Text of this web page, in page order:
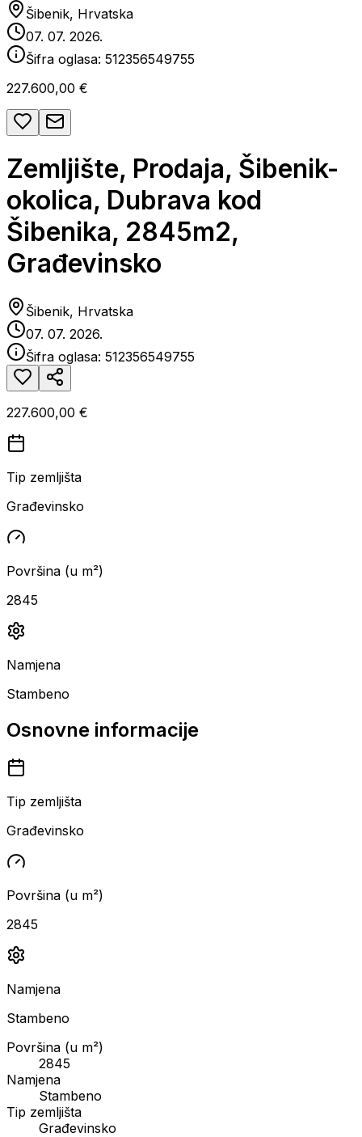
Šibenik, Hrvatska
07. 07. 2026.
Šifra oglasa: 512356549755
227.600,00 €
Zemljište, Prodaja, Šibenik-
okolica, Dubrava kod
Šibenika, 2845m2,
Građevinsko
Šibenik, Hrvatska
07. 07. 2026.
Šifra oglasa: 512356549755
227.600,00 €
Tip zemljišta
Građevinsko
Površina (u m²)
2845
Namjena
Stambeno
Osnovne informacije
Tip zemljišta
Građevinsko
Površina (u m²)
2845
Namjena
Stambeno
Površina (u m²)
2845
Namjena
Stambeno
Tip zemljišta
Građevinsko